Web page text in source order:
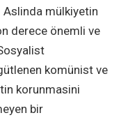
Aslinda mülkiyetin
derece önemli ve
komünist ve
korunmasini
bir